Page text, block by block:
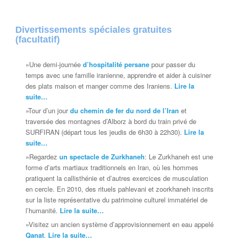
Divertissements spéciales gratuites
(facultatif)
»Une demi-journée d’hospitalité persane pour passer du
temps avec une famille iranienne, apprendre et aider à cuisiner
des plats maison et manger comme des Iraniens. Lire la
suite…
»Tour d’un jourdu chemin de fer du nord de l’Iran et
traversée des montagnes d’Alborz à bord du train privé de
SURFIRAN (départ tous les jeudis de 6h30 à 22h30). Lire la
suite…
»Regardez un spectacle de Zurkhaneh: Le Zurkhaneh est une
forme d’arts martiaux traditionnels en Iran, où les hommes
pratiquent la callisthénie et d’autres exercices de musculation
en cercle. En 2010, des rituels pahlevani et zoorkhaneh inscrits
sur la liste représentative du patrimoine culturel immatériel de
l’humanité. Lire la suite…
»Visitez un ancien système d’approvisionnement en eau appelé
Qanat. Lire la suite…